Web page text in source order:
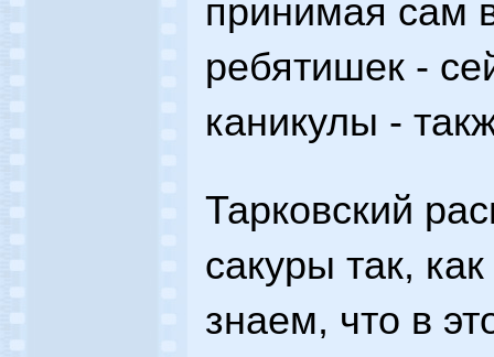
принимая сам
ребятишек -
каникулы -
Тарковский
сакуры так,
знаем, что в